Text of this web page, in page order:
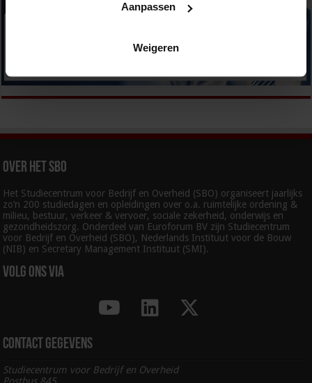
Aanpassen
Weigeren
Over het SBO
Het Studiecentrum voor Bedrijf en Overheid (SBO) organiseert jaarlijks
zo’n 200 studiedagen en opleidingen over o.a. ruimtelijke ordening &
milieu, bestuur, verkeer & vervoer, sociale zekerheid, onderwijs en
gezondheidszorg. Onderdeel van Euroforum BV zijn Studiecentrum
voor Bedrijf en Overheid (SBO), Nederlands Instituut voor de Bouw
(NIB) en Secretary Management Instituut (SMI).
Volg ons via
Contact gegevens
Studiecentrum voor Bedrijf en Overheid
Postbus 845